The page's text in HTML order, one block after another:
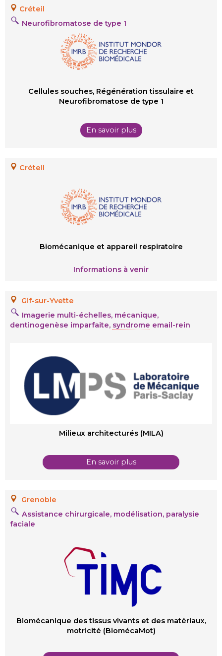
Créteil
Neurofibromatose de type 1
Cellules souches, Régénération tissulaire et
Neurofibromatose de type 1
En savoir plus
Créteil
Biomécanique et appareil respiratoire
Informations à venir
Gif-sur-Yvette
Imagerie multi-échelles, mécanique,
dentinogenèse imparfaite, syndrome email-rein
Milieux architecturés (MILA)
En savoir plus
Grenoble
Assistance chirurgicale, modélisation, paralysie
faciale
Biomécanique des tissus vivants et des matériaux,
motricité (BiomécaMot)